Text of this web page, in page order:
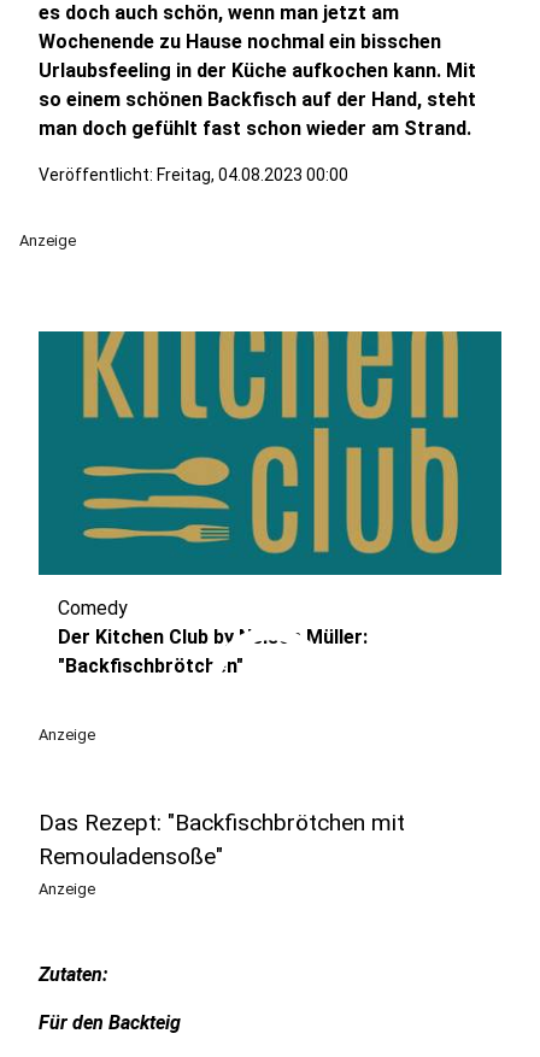
es doch auch schön, wenn man jetzt am
Wochenende zu Hause nochmal ein bisschen
Urlaubsfeeling in der Küche aufkochen kann. Mit
so einem schönen Backfisch auf der Hand, steht
man doch gefühlt fast schon wieder am Strand.
Veröffentlicht: Freitag, 04.08.2023 00:00
Anzeige
play_circle
Comedy
Der Kitchen Club by Nelson Müller:
"Backfischbrötchen"
Anzeige
Das Rezept: "Backfischbrötchen mit
Remouladensoße"
Anzeige
Zutaten:
Für den Backteig